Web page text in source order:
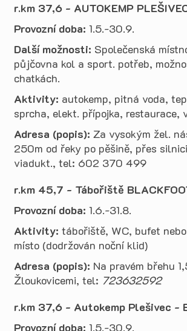
r.km 37,6 - AUTOKEMP
Provozní doba: 1.5.-30.9.
Další možnosti: Společenská
půjčovna kol a sport. potřeb,
chatkách.
Aktivity: autokemp, pitná voda,
sprcha, elekt. přípojka, restaurace,
Adresa (popis): Za vysokým žel.
250m od řeky po pěšině, přes
viadukt., tel: 602 370 499
r.km 45,7 - Tábořiště
Provozní doba: 1.6.-31.8.
Aktivity: tábořiště, WC, bufet
místo (dodržován noční klid)
Adresa (popis): Na pravém břehu
Žloukovicemi, tel: 723632592
r.km 37,6 - Autokemp Plešivec -
Provozní doba: 1.5.-30.9.